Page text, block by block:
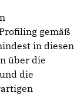
gemäß
in diesen
über die
die